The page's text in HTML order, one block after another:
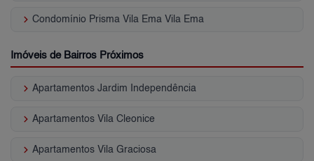
keyboard_arrow_right Condomínio Prisma Vila Ema Vila Ema
Imóveis de Bairros Próximos
keyboard_arrow_right Apartamentos Jardim Independência
keyboard_arrow_right Apartamentos Vila Cleonice
keyboard_arrow_right Apartamentos Vila Graciosa